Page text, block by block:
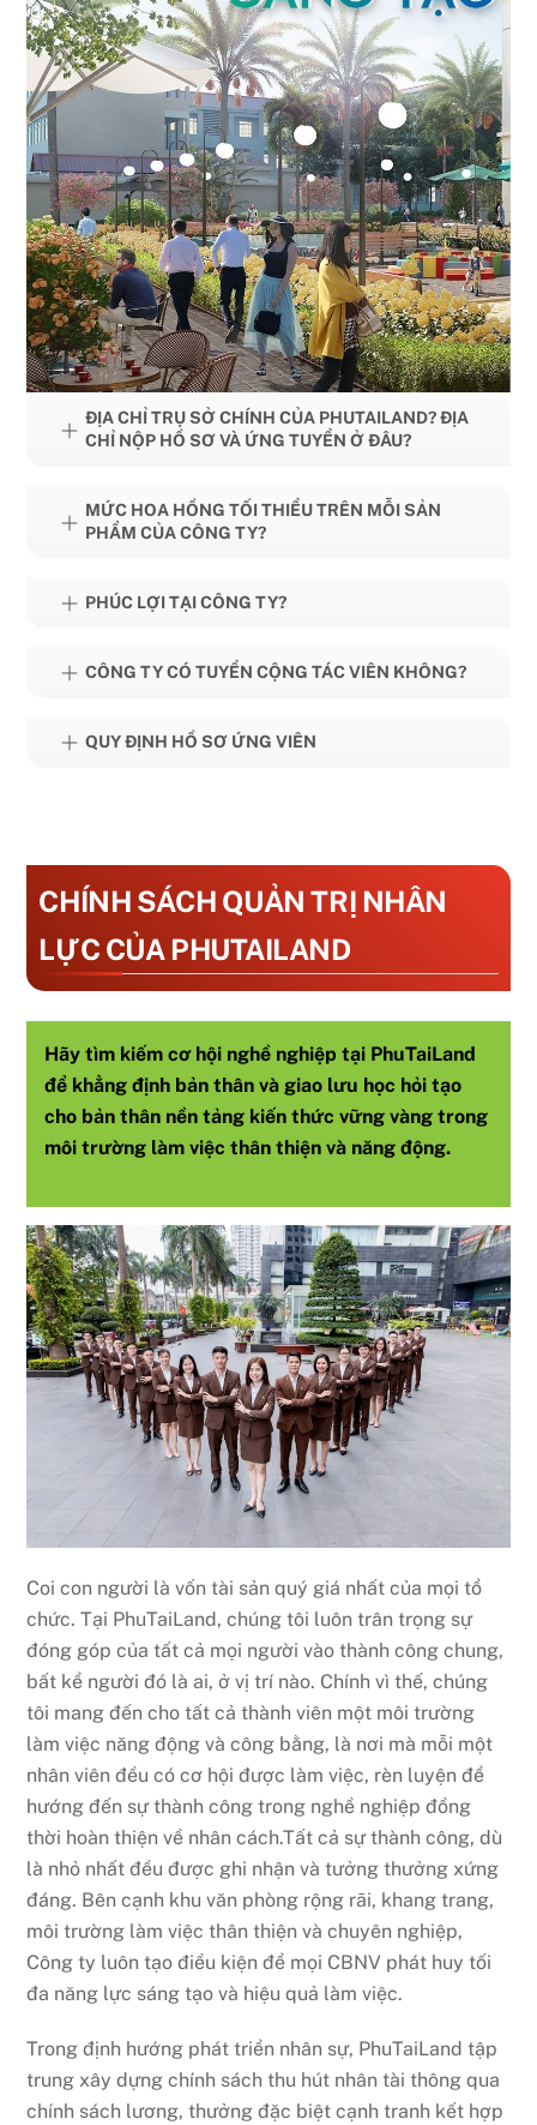
ĐỊA CHỈ TRỤ SỞ CHÍNH CỦA PHUTAILAND? ĐỊA
CHỈ NỘP HỒ SƠ VÀ ỨNG TUYỂN Ở ĐÂU?
MỨC HOA HỒNG TỐI THIỂU TRÊN MỖI SẢN
PHẨM CỦA CÔNG TY?
PHÚC LỢI TẠI CÔNG TY?
CÔNG TY CÓ TUYỂN CỘNG TÁC VIÊN KHÔNG?
QUY ĐỊNH HỒ SƠ ỨNG VIÊN
CHÍNH SÁCH QUẢN TRỊ NHÂN
LỰC CỦA PHUTAILAND
Hãy tìm kiếm cơ hội nghề nghiệp tại PhuTaiLand
để khẳng định bản thân và giao lưu học hỏi tạo
cho bản thân nền tảng kiến thức vững vàng trong
môi trường làm việc thân thiện và năng động.
Coi con người là vốn tài sản quý giá nhất của mọi tổ
chức. Tại PhuTaiLand, chúng tôi luôn trân trọng sự
đóng góp của tất cả mọi người vào thành công chung,
bất kể người đó là ai, ở vị trí nào. Chính vì thế, chúng
tôi mang đến cho tất cả thành viên một môi trường
làm việc năng động và công bằng, là nơi mà mỗi một
nhân viên đều có cơ hội được làm việc, rèn luyện để
hướng đến sự thành công trong nghề nghiệp đồng
thời hoàn thiện về nhân cách.Tất cả sự thành công, dù
là nhỏ nhất đều được ghi nhận và tưởng thưởng xứng
đáng. Bên cạnh khu văn phòng rộng rãi, khang trang,
môi trường làm việc thân thiện và chuyên nghiệp,
Công ty luôn tạo điều kiện để mọi CBNV phát huy tối
đa năng lực sáng tạo và hiệu quả làm việc.
Trong định hướng phát triển nhân sự, PhuTaiLand tập
trung xây dựng chính sách thu hút nhân tài thông qua
chính sách lương, thưởng đặc biệt cạnh tranh kết hợp